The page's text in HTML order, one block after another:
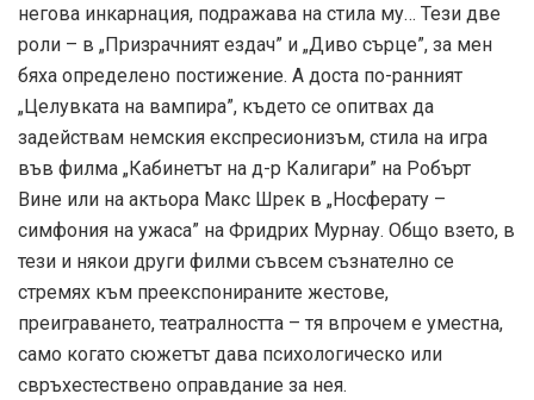
негова инкарнация, подражава на стила му… Тези две
роли – в „Призрачният ездач” и „Диво сърце”, за мен
бяха определено постижение. А доста по-ранният
„Целувката на вампира”, където се опитвах да
задействам немския експресионизъм, стила на игра
във филма „Кабинетът на д-р Калигари” на Робърт
Вине или на актьора Макс Шрек в „Носферату –
симфония на ужаса” на Фридрих Мурнау. Общо взето, в
тези и някои други филми съвсем съзнателно се
стремях към преекспонираните жестове,
преиграването, театралността – тя впрочем е уместна,
само когато сюжетът дава психологическо или
свръхестествено оправдание за нея.